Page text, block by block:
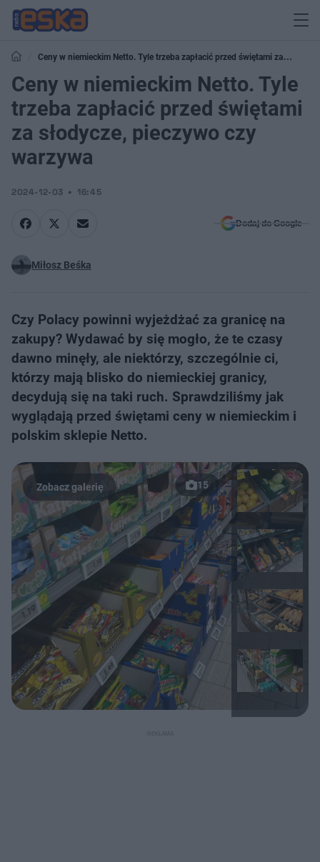
Ceny w niemieckim Netto. Tyle trzeba zapłacić przed świętami za
słodycze, pieczywo czy warzywa
Ceny w niemieckim Netto. Tyle
trzeba zapłacić przed świętami
za słodycze, pieczywo czy
warzywa
2024-12-03 16:45
Dodaj do Google
Miłosz Beśka
Czy Polacy powinni wyjeżdżać za granicę na
zakupy? Wydawać by się mogło, że te czasy
dawno minęły, ale niektórzy, szczególnie ci,
którzy mają blisko do niemieckiej granicy,
decydują się na taki ruch. Sprawdziliśmy jak
wyglądają przed świętami ceny w niemieckim i
polskim sklepie Netto.
15